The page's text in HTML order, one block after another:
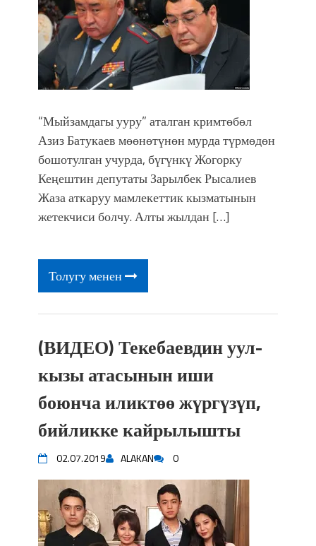
“Мыйзамдагы ууру” аталган кримтөбөл
Азиз Батукаев мөөнөтүнөн мурда түрмөдөн
бошотулган учурда, бүгүнкү Жогорку
Кеңештин депутаты Зарылбек Рысалиев
Жаза аткаруу мамлекеттик кызматынын
жетекчиси болчу. Алты жылдан […]
Толугу менен
(ВИДЕО) Текебаевдин уул-
кызы атасынын иши
боюнча иликтөө жүргүзүп,
бийликке кайрылышты
02.07.2019 ALAKAN 0